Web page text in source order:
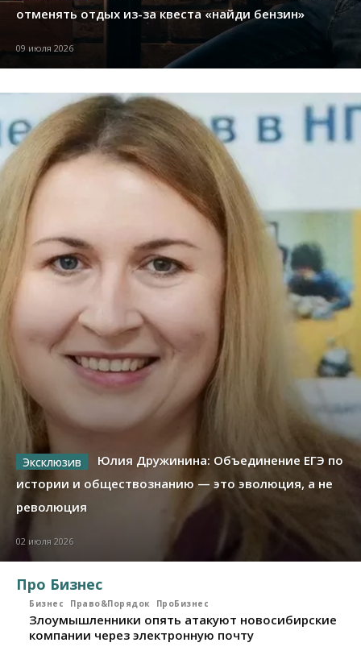
отменять отдых из-за квеста «найди бензин»
09 июля 2026
Юлия Дружинина: Объединение ЕГЭ по
истории и обществознанию — это эволюция, а не
революция
02 июля 2026
Про Бизнес
Бизнес Право&Порядок ПроБизнес
Злоумышленники опять атакуют новосибирские
компании через электронную почту